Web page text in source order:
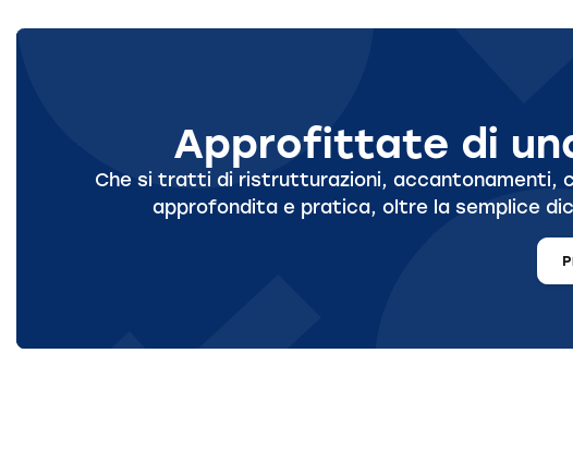
Approfittate di
Che si tratti di ristrutturazioni, accantonamenti,
approfondita e pratica, oltre la semplice